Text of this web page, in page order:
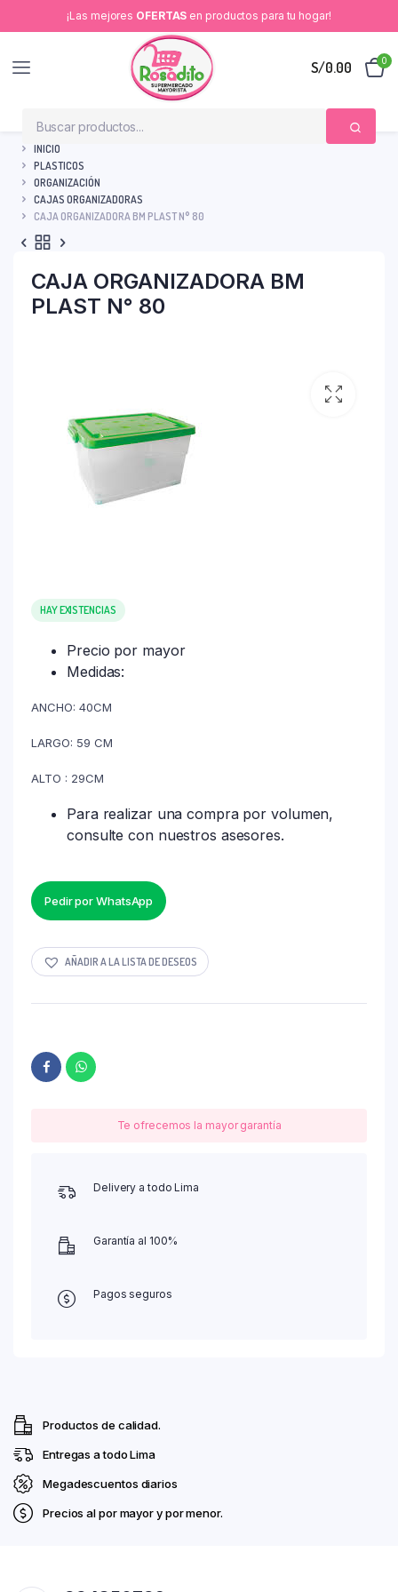
¡Las mejores OFERTAS en productos para tu hogar!
S/0.00 0
INICIO
PLASTICOS
ORGANIZACIÓN
CAJAS ORGANIZADORAS
CAJA ORGANIZADORA BM PLAST N° 80
CAJA ORGANIZADORA BM
PLAST N° 80
HAY EXISTENCIAS
Precio por mayor
Medidas:
ANCHO: 40CM
LARGO: 59 CM
ALTO : 29CM
Para realizar una compra por volumen,
consulte con nuestros asesores.
Pedir por WhatsApp
AÑADIR A LA LISTA DE DESEOS
Te ofrecemos la mayor garantía
Delivery a todo Lima
Garantía al 100%
Pagos seguros
Productos de calidad.
Entregas a todo Lima
Megadescuentos diarios
Precios al por mayor y por menor.